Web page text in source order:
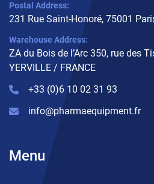
Postal Address:
231 Rue Saint-Honoré, 75001
Warehouse Address:
ZA du Bois de l’Arc 350, rue des
YERVILLE / FRANCE
+33 (0)6 10 02 31 93
info@pharmaequipment.fr
Menu